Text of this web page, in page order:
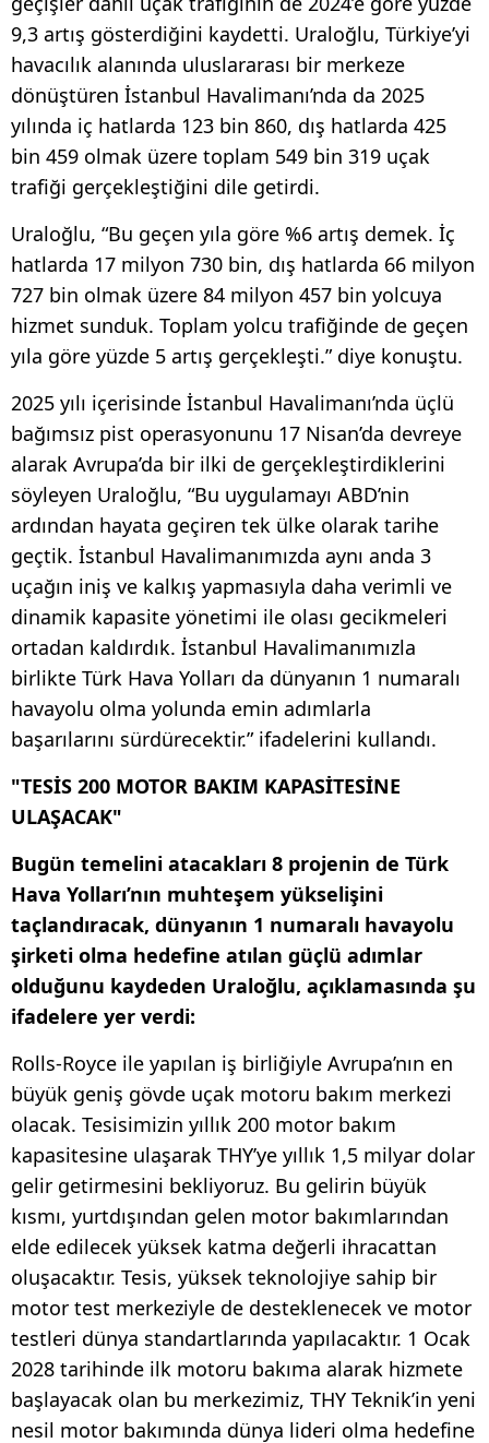
9,3 artış gösterdiğini kaydetti. Uraloğlu, Türkiye’yi
havacılık alanında uluslararası bir merkeze
dönüştüren İstanbul Havalimanı’nda da 2025
yılında iç hatlarda 123 bin 860, dış hatlarda 425
bin 459 olmak üzere toplam 549 bin 319 uçak
trafiği gerçekleştiğini dile getirdi.
Uraloğlu, “Bu geçen yıla göre %6 artış demek. İç
hatlarda 17 milyon 730 bin, dış hatlarda 66 milyon
727 bin olmak üzere 84 milyon 457 bin yolcuya
hizmet sunduk. Toplam yolcu trafiğinde de geçen
yıla göre yüzde 5 artış gerçekleşti.” diye konuştu.
2025 yılı içerisinde İstanbul Havalimanı’nda üçlü
bağımsız pist operasyonunu 17 Nisan’da devreye
alarak Avrupa’da bir ilki de gerçekleştirdiklerini
söyleyen Uraloğlu, “Bu uygulamayı ABD’nin
ardından hayata geçiren tek ülke olarak tarihe
geçtik. İstanbul Havalimanımızda aynı anda 3
uçağın iniş ve kalkış yapmasıyla daha verimli ve
dinamik kapasite yönetimi ile olası gecikmeleri
ortadan kaldırdık. İstanbul Havalimanımızla
birlikte Türk Hava Yolları da dünyanın 1 numaralı
havayolu olma yolunda emin adımlarla
başarılarını sürdürecektir.” ifadelerini kullandı.
"TESİS 200 MOTOR BAKIM KAPASİTESİNE
ULAŞACAK"
Bugün temelini atacakları 8 projenin de Türk
Hava Yolları’nın muhteşem yükselişini
taçlandıracak, dünyanın 1 numaralı havayolu
şirketi olma hedefine atılan güçlü adımlar
olduğunu kaydeden Uraloğlu, açıklamasında şu
ifadelere yer verdi:
Rolls-Royce ile yapılan iş birliğiyle Avrupa’nın en
büyük geniş gövde uçak motoru bakım merkezi
olacak. Tesisimizin yıllık 200 motor bakım
kapasitesine ulaşarak THY’ye yıllık 1,5 milyar dolar
gelir getirmesini bekliyoruz. Bu gelirin büyük
kısmı, yurtdışından gelen motor bakımlarından
elde edilecek yüksek katma değerli ihracattan
oluşacaktır. Tesis, yüksek teknolojiye sahip bir
motor test merkeziyle de desteklenecek ve motor
testleri dünya standartlarında yapılacaktır. 1 Ocak
2028 tarihinde ilk motoru bakıma alarak hizmete
başlayacak olan bu merkezimiz, THY Teknik’in yeni
nesil motor bakımında dünya lideri olma hedefine